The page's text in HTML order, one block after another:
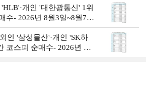
개인 '대한광통신' 1위
수- 2026년 8월3일~8월7
인 '삼성물산'·개인 'SK하
코스피 순매수- 2026년 8